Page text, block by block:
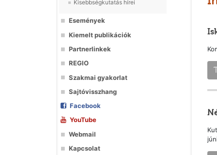
Kisebbségkutatás hírei
Események
Kiemelt publikációk
Partnerlinkek
REGIO
Szakmai gyakorlat
Sajtóvisszhang
Facebook
YouTube
Webmail
Kapcsolat